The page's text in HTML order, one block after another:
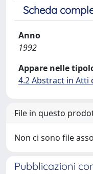
Scheda
Anno
1992
Appare nelle
4.2 Abstract in Atti
File in questo
Non ci sono file
Pubblicazioni